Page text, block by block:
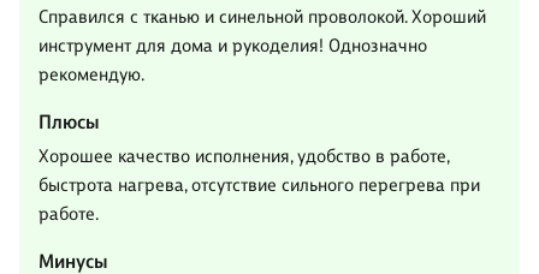
Справился с тканью и синельной проволокой. Хороший
инструмент для дома и рукоделия! Однозначно
рекомендую.
Плюсы
Хорошее качество исполнения, удобство в работе,
быстрота нагрева, отсутствие сильного перегрева при
работе.
Минусы